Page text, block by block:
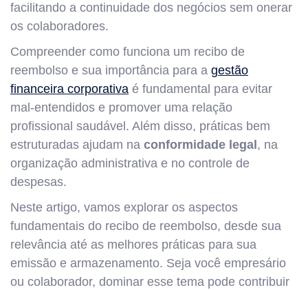
facilitando a continuidade dos negócios sem onerar
os colaboradores.
Compreender como funciona um recibo de
reembolso e sua importância para a gestão
financeira corporativa é fundamental para evitar
mal-entendidos e promover uma relação
profissional saudável. Além disso, práticas bem
estruturadas ajudam na conformidade legal , na
organização administrativa e no controle de
despesas.
Neste artigo, vamos explorar os aspectos
fundamentais do recibo de reembolso, desde sua
relevância até as melhores práticas para sua
emissão e armazenamento. Seja você empresário
ou colaborador, dominar esse tema pode contribuir